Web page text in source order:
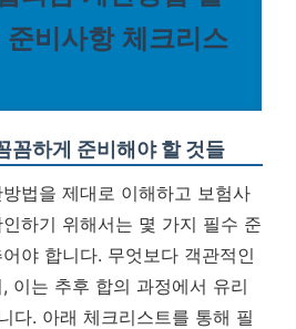
비사항 체크리스
꼼하게 준비해야 할 것들
법을 제대로 이해하고 보험사
하기 위해서는 몇 가지 필수 준
야 합니다. 무엇보다 객관적인
이는 추후 합의 과정에서 유리
다. 아래 체크리스트를 통해 필